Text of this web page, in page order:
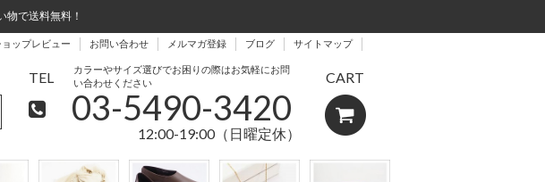
物で送料無料！
ョップレビュー お問い合わせ メルマガ登録 ブログ サイトマップ
TEL
カラーやサイズ選びでお困りの際はお気軽にお問
い合わせください
03-5490-3420
12:00-19:00（日曜定休）
CART